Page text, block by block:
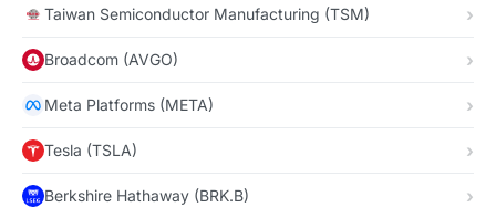
Taiwan Semiconductor Manufacturing (TSM)
Broadcom (AVGO)
Meta Platforms (META)
Tesla (TSLA)
Berkshire Hathaway (BRK.B)